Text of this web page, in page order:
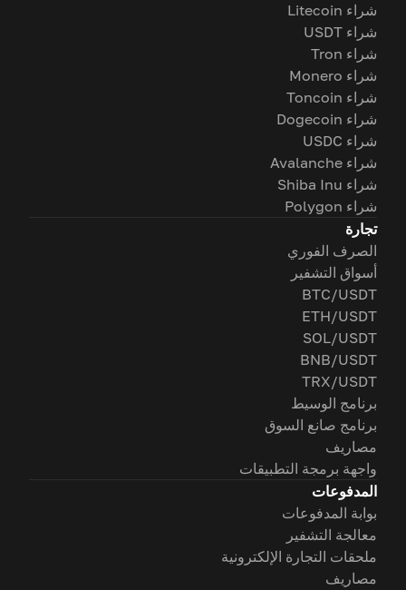
شراء Litecoin
شراء USDT
شراء Tron
شراء Monero
شراء Toncoin
شراء Dogecoin
شراء USDC
شراء Avalanche
شراء Shiba Inu
شراء Polygon
تجارة
الصرف الفوري
أسواق التشفير
BTC/USDT
ETH/USDT
SOL/USDT
BNB/USDT
TRX/USDT
برنامج الوسيط
برنامج صانع السوق
مصاريف
واجهة برمجة التطبيقات
المدفوعات
بوابة المدفوعات
معالجة التشفير
ملحقات التجارة الإلكترونية
مصاريف